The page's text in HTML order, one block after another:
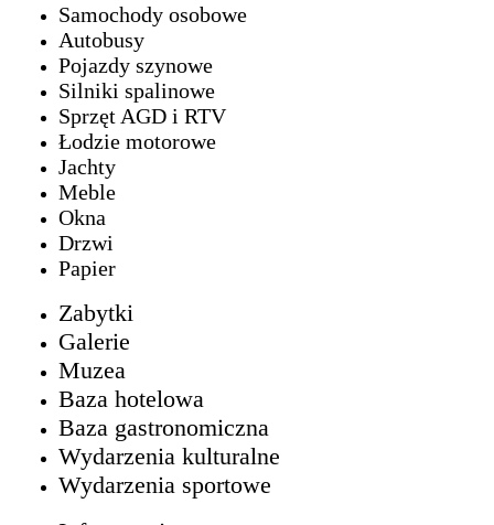
Samochody osobowe
Autobusy
Pojazdy szynowe
Silniki spalinowe
Sprzęt AGD i RTV
Łodzie motorowe
Jachty
Meble
Okna
Drzwi
Papier
Zabytki
Galerie
Muzea
Baza hotelowa
Baza gastronomiczna
Wydarzenia kulturalne
Wydarzenia sportowe